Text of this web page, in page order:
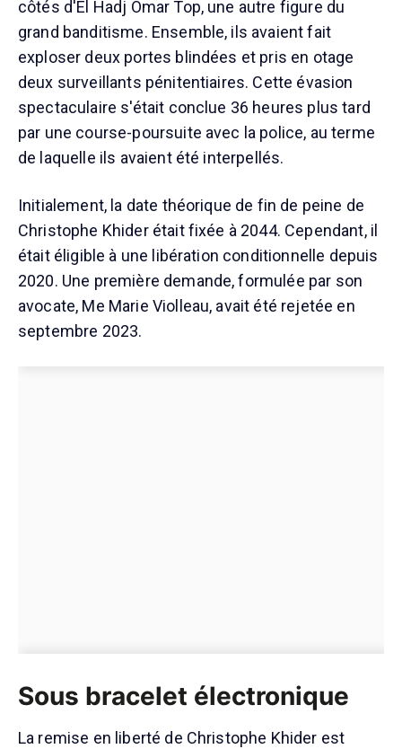
côtés d'El Hadj Omar Top, une autre figure du
grand banditisme. Ensemble, ils avaient fait
exploser deux portes blindées et pris en otage
deux surveillants pénitentiaires. Cette évasion
spectaculaire s'était conclue 36 heures plus tard
par une course-poursuite avec la police, au terme
de laquelle ils avaient été interpellés.
Initialement, la date théorique de fin de peine de
Christophe Khider était fixée à 2044. Cependant, il
était éligible à une libération conditionnelle depuis
2020. Une première demande, formulée par son
avocate, Me Marie Violleau, avait été rejetée en
septembre 2023.
Sous bracelet électronique
La remise en liberté de Christophe Khider est